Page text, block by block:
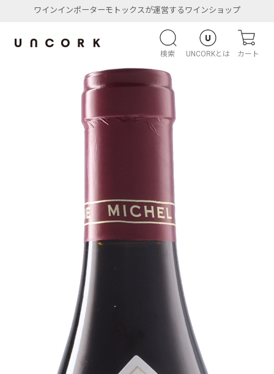
ワインインポーターモトックスが運営するワインショップ
検索 UNCORKとは カート